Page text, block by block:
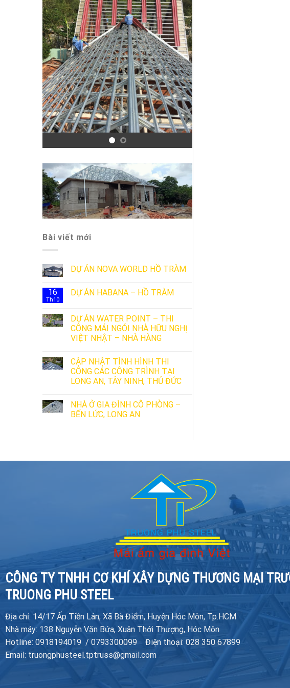
Bài viết mới
DỰ ÁN NOVA WORLD HỒ TRÀM
16
Th10
DỰ ÁN HABANA – HỒ TRÀM
DỰ ÁN WATER POINT – THI
CÔNG MÁI NGÓI NHÀ HỮU NGHỊ
VIỆT NHẬT – NHÀ HÀNG
CẬP NHẬT TÌNH HÌNH THI
CÔNG CÁC CÔNG TRÌNH TẠI
LONG AN, TÂY NINH, THỦ ĐỨC
NHÀ Ở GIA ĐÌNH CÔ PHÒNG –
BẾN LỨC, LONG AN
CÔNG TY TNHH CƠ KHÍ XÂY DỰNG THƯƠNG MẠI
TRUONG PHU STEEL
Địa chỉ: 14/17 Ấp Tiền Lân, Xã Bà Điểm, Huyện Hóc Môn, Tp.HCM
Nhà máy: 138 Nguyễn Văn Bứa, Xuân Thới Thượng, Hóc Môn
Hotline: 0918194019 / 0793300099 Điện thoại: 028 350 67899
Email: truongphusteel.tptruss@gmail.com